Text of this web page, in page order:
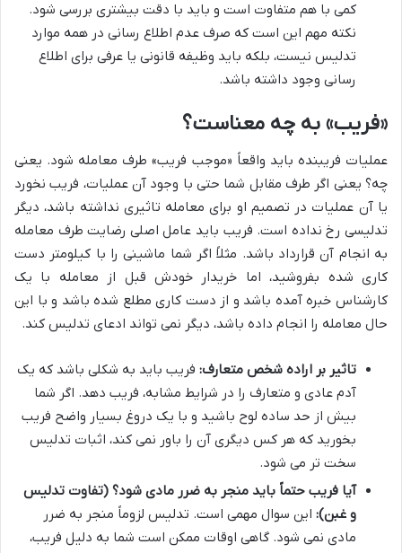
کمی با هم متفاوت است و باید با دقت بیشتری بررسی شود.
نکته مهم این است که صرف عدم اطلاع رسانی در همه موارد
تدلیس نیست، بلکه باید وظیفه قانونی یا عرفی برای اطلاع
رسانی وجود داشته باشد.
«فریب» به چه معناست؟
عملیات فریبنده باید واقعاً «موجب فریب» طرف معامله شود. یعنی
چه؟ یعنی اگر طرف مقابل شما حتی با وجود آن عملیات، فریب نخورد
یا آن عملیات در تصمیم او برای معامله تاثیری نداشته باشد، دیگر
تدلیسی رخ نداده است. فریب باید عامل اصلی رضایت طرف معامله
به انجام آن قرارداد باشد. مثلاً اگر شما ماشینی را با کیلومتر دست
کاری شده بفروشید، اما خریدار خودش قبل از معامله با یک
کارشناس خبره آمده باشد و از دست کاری مطلع شده باشد و با این
حال معامله را انجام داده باشد، دیگر نمی تواند ادعای تدلیس کند.
تاثیر بر اراده شخص متعارف: فریب باید به شکلی باشد که یک
آدم عادی و متعارف را در شرایط مشابه، فریب دهد. اگر شما
بیش از حد ساده لوح باشید و با یک دروغ بسیار واضح فریب
بخورید که هر کس دیگری آن را باور نمی کند، اثبات تدلیس
سخت تر می شود.
آیا فریب حتماً باید منجر به ضرر مادی شود؟ (تفاوت تدلیس
و غبن): این سوال مهمی است. تدلیس لزوماً منجر به ضرر
مادی نمی شود. گاهی اوقات ممکن است شما به دلیل فریب،